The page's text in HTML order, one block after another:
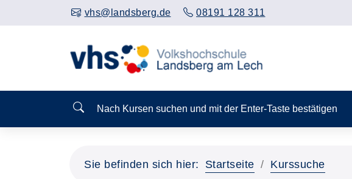
vhs@landsberg.de 08191 128 311
Nach Kursen suchen und mit der Enter-Taste bestätigen
Sie befinden sich hier: Startseite Kurssuche